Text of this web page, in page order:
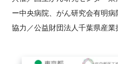
プログラム
インタビュー・コラム
ー中央病院、がん研究会有明
協力／公益財団法人千葉県産業